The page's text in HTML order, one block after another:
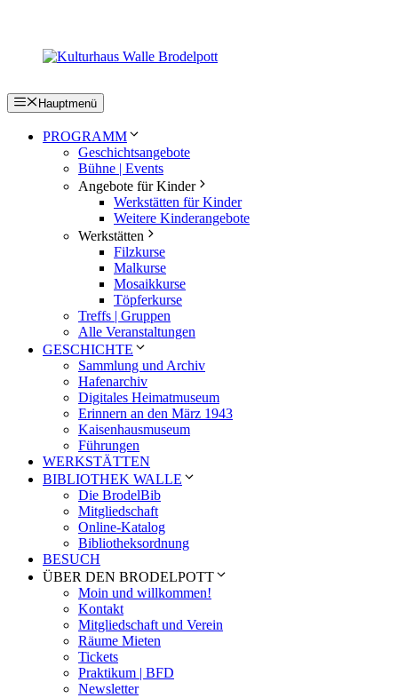
springen
Hauptmenü
PROGRAMM
Geschichtsangebote
Bühne | Events
Angebote für Kinder
Werkstätten für Kinder
Weitere Kinderangebote
Werkstätten
Filzkurse
Malkurse
Mosaikkurse
Töpferkurse
Treffs | Gruppen
Alle Veranstaltungen
GESCHICHTE
Sammlung und Archiv
Hafenarchiv
Digitales Heimatmuseum
Erinnern an den März 1943
Kaisenhausmuseum
Führungen
WERKSTÄTTEN
BIBLIOTHEK WALLE
Die BrodelBib
Mitgliedschaft
Online-Katalog
Bibliotheksordnung
BESUCH
ÜBER DEN BRODELPOTT
Moin und willkommen!
Kontakt
Mitgliedschaft und Verein
Räume Mieten
Tickets
Praktikum | BFD
Newsletter